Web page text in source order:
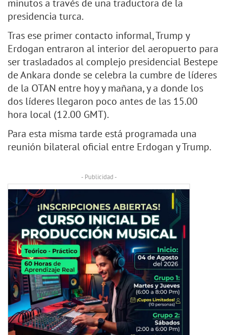
minutos a través de una traductora de la
presidencia turca.
Tras ese primer contacto informal, Trump y
Erdogan entraron al interior del aeropuerto para
ser trasladados al complejo presidencial Bestepe
de Ankara donde se celebra la cumbre de líderes
de la OTAN entre hoy y mañana, y a donde los
dos líderes llegaron poco antes de las 15.00
hora local (12.00 GMT).
Para esta misma tarde está programada una
reunión bilateral oficial entre Erdogan y Trump.
- Publicidad -